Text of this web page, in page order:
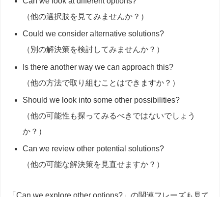
（他の選択肢を見てみませんか？）
Could we consider alternative solutions?
（別の解決策を検討してみませんか？）
Is there another way we can approach this?
（他の方法で取り組むことはできますか？）
Should we look into some other possibilities?
（他の可能性も探ってみるべきではないでしょう
か？）
Can we review other potential solutions?
（他の可能な解決策を見直せますか？）
「Can we explore other options?」の関連フレーズも見て